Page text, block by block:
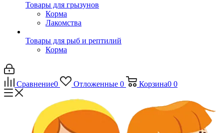
Товары для грызунов
Корма
Лакомства
Товары для рыб и рептилий
Корма
Сравнение0 Отложенные 0 Корзина0 0